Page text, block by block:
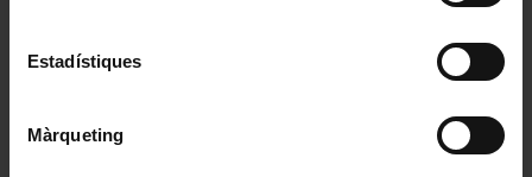
Estadístiques
Màrqueting
Pòdcast ἀκουστικός (akoustikós)
Beques de col·laboració